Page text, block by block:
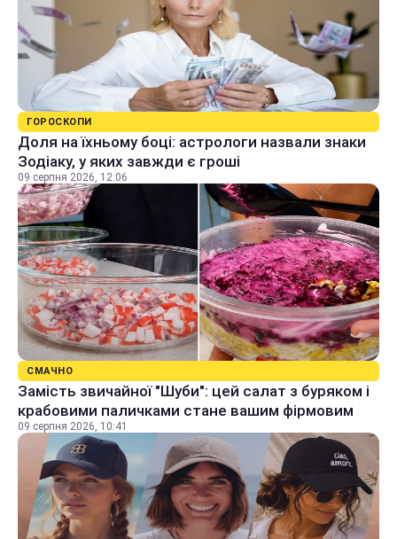
ГОРОСКОПИ
Доля на їхньому боці: астрологи назвали знаки
Зодіаку, у яких завжди є гроші
09 серпня 2026, 12:06
СМАЧНО
Замість звичайної "Шуби": цей салат з буряком і
крабовими паличками стане вашим фірмовим
09 серпня 2026, 10:41